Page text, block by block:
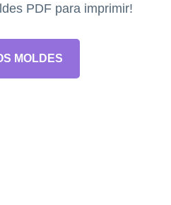
PDF para imprimir!
MOLDES